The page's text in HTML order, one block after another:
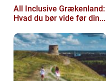
All Inclusive Grækenland:
Hvad du bør vide før din...